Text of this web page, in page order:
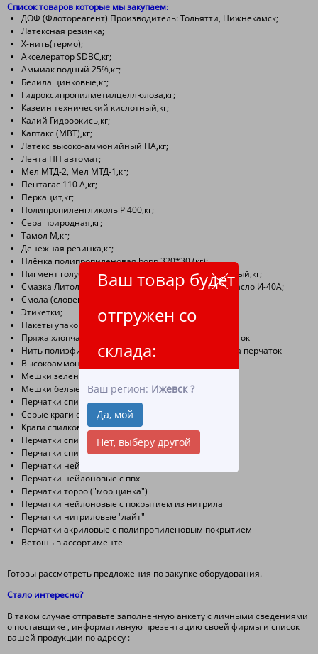
Ваш товар будет
отгружен со
склада:
Ваш регион: Ижевск ?
Да, мой
Нет, выберу другой
Список товаров которые мы закупаем:
ДОФ (Флотореагент) Производитель: Тольятти, Нижнекамск;
Латексная резинка;
Х-нить(термо);
Акселератор SDBC,кг;
Аммиак водный 25%,кг;
Белила цинковые,кг;
Гидроксипропилметилцеллюлоза,кг;
Казеин технический кислотный,кг;
Калий Гидроокись,кг;
Каптакс (МВТ),кг;
Латекс высоко-аммонийный НА,кг;
Лента ПП автомат;
Мел МТД-2, Мел МТД-1,кг;
Пентагас 110 А,кг;
Перкацит,кг;
Полипропиленгликоль Р 400,кг;
Сера природная,кг;
Тамол М,кг;
Денежная резинка,кг;
Плёнка полипропиленовая bopp 320*30 (кг);
Пигмент голубой (синька), желтый, зеленый, красный,кг;
Смазка Литол-24, Смазка высокотемпературная, Масло И-40А;
Смола (словенил, русвинил);
Этикетки;
Пакеты упаковочные
Пряжа хлопчатобумажная для производства перчаток
Нить полиэфирная и нейлоновая для производства перчаток
Высокоаммонийный латекс (уже есть на сайте)
Мешки зеленые полипропиленовые
Мешки белые полипропиленовые
Перчатки спилковые
Cерые краги спилковые
Краги спилковые тип трек
Перчатки спилковые комбинированные
Перчатки спилковые утепленные в ассортименте
Перчатки нейлоновые белые
Перчатки нейлоновые с пвх
Перчатки торро ("морщинка")
Перчатки нейлоновые с покрытием из нитрила
Перчатки нитриловые "лайт"
Перчатки акриловые с полипропиленовым покрытием
Ветошь в ассортименте
Готовы рассмотреть предложения по закупке оборудования.
Стало интересно?
В таком случае отправьте заполненную анкету с личными сведениями
о поставщике , информативную презентацию своей фирмы и список
вашей продукции по адресу :